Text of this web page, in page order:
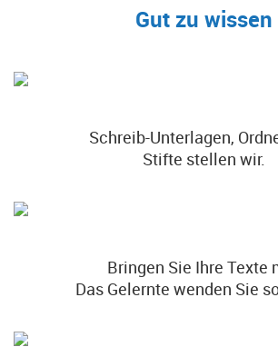
Gut zu wissen
Schreib-Unterlagen,
Stifte stellen wir.
Bringen Sie Ihre Texte
Das Gelernte wenden Sie